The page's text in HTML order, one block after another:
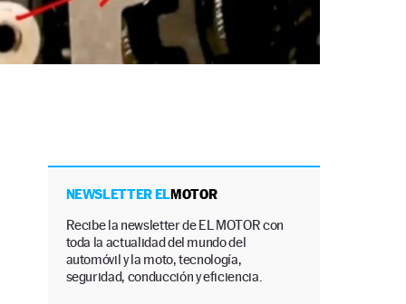
NEWSLETTER ELMOTOR
Recibe la newsletter de EL MOTOR con
toda la actualidad del mundo del
automóvil y la moto, tecnología,
seguridad, conducción y eficiencia.